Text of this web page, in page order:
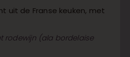
uit de Franse keuken, met
rodewijn (ala bordelaise